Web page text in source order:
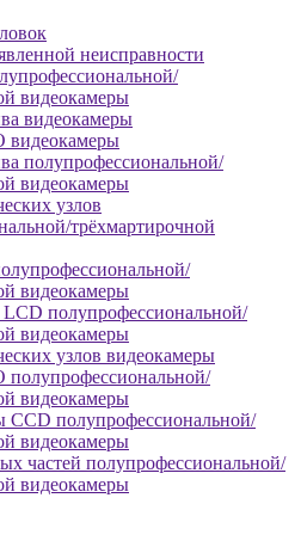
неисправности
видеокамеры
видеокамеры
полупрофессиональной/
видеокамеры
узлов
трёхмартирочной
видеокамеры
LCD полупрофессиональной/
видеокамеры
узлов видеокамеры
видеокамеры
CCD полупрофессиональной/
видеокамеры
частей полупрофессиональной/
видеокамеры